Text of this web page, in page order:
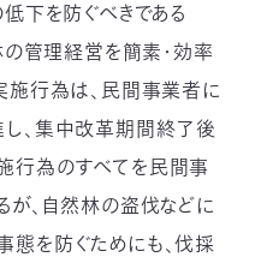
下を防ぐべきである
管理経営を簡素・効率
施行為は、民間事業者に
、集中改革期間終了後
行為のすべてを民間事
が、自然林の盗伐などに
を防ぐためにも、伐採